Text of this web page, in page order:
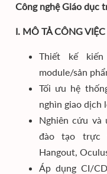
Công nghệ Giáo dục
I. MÔ TẢ CÔNG VIỆC
Thiết kế
module/sản
Tối ưu hệ
nghìn giao dịch
Nghiên cứu và
đào tạo trực
Hangout,
Áp dụng CI/